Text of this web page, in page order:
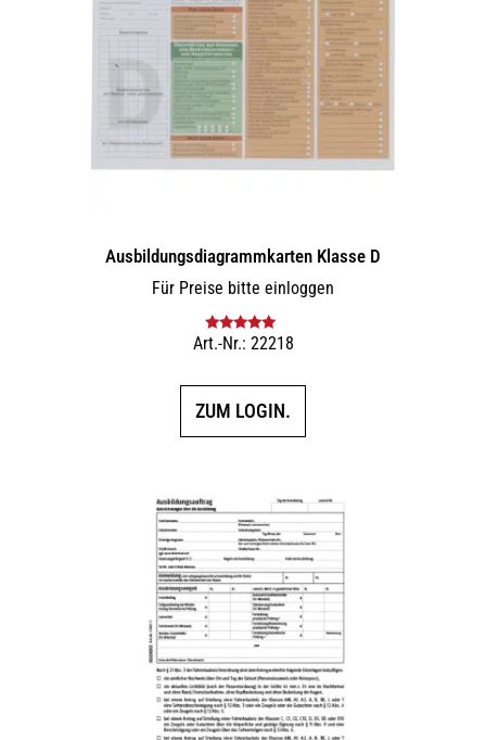
Ausbildungs­dia­gramm­karten Klasse D
Für Preise bitte einloggen
Bewertet mit
Art.-Nr.: 22218
ZUM LOGIN.